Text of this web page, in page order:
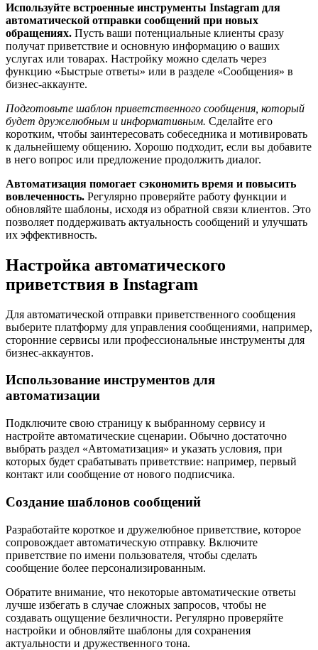
Используйте встроенные инструменты Instagram для
автоматической отправки сообщений при новых
обращениях. Пусть ваши потенциальные клиенты сразу
получат приветствие и основную информацию о ваших
услугах или товарах. Настройку можно сделать через
функцию «Быстрые ответы» или в разделе «Сообщения» в
бизнес-аккаунте.
Подготовьте шаблон приветственного сообщения, который
будет дружелюбным и информативным. Сделайте его
коротким, чтобы заинтересовать собеседника и мотивировать
к дальнейшему общению. Хорошо подходит, если вы добавите
в него вопрос или предложение продолжить диалог.
Автоматизация помогает сэкономить время и повысить
вовлеченность. Регулярно проверяйте работу функции и
обновляйте шаблоны, исходя из обратной связи клиентов. Это
позволяет поддерживать актуальность сообщений и улучшать
их эффективность.
Настройка автоматического
приветствия в Instagram
Для автоматической отправки приветственного сообщения
выберите платформу для управления сообщениями, например,
сторонние сервисы или профессиональные инструменты для
бизнес-аккаунтов.
Использование инструментов для
автоматизации
Подключите свою страницу к выбранному сервису и
настройте автоматические сценарии. Обычно достаточно
выбрать раздел «Автоматизация» и указать условия, при
которых будет срабатывать приветствие: например, первый
контакт или сообщение от нового подписчика.
Создание шаблонов сообщений
Разработайте короткое и дружелюбное приветствие, которое
сопровождает автоматическую отправку. Включите
приветствие по имени пользователя, чтобы сделать
сообщение более персонализированным.
Обратите внимание, что некоторые автоматические ответы
лучше избегать в случае сложных запросов, чтобы не
создавать ощущение безличности. Регулярно проверяйте
настройки и обновляйте шаблоны для сохранения
актуальности и дружественного тона.